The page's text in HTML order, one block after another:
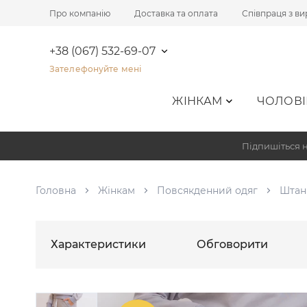
Про компанію Доставка та оплата Співпраця з
+38 (067) 532-69-07
Зателефонуйте мені
ЖІНКАМ
Підпишіться
Головна Жінкам Повсякденний одяг
Характеристики Обговорити